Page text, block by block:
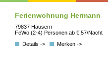
Ferienwohnung Hermann
79837 Häusern
FeWo (2-4) Personen ab € 57/Nacht
Details ->
Merken ->